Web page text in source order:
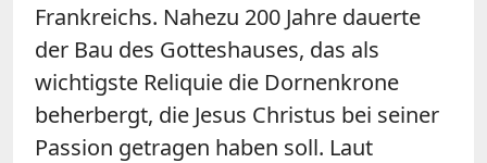
Frankreichs. Nahezu 200 Jahre dauerte
der Bau des Gotteshauses, das als
wichtigste Reliquie die Dornenkrone
beherbergt, die Jesus Christus bei seiner
Passion getragen haben soll. Laut